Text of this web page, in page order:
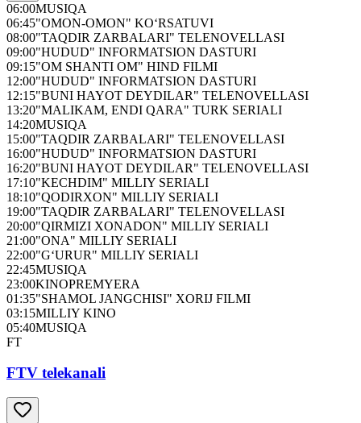
06:00MUSIQA
06:45"OMON-OMON" KO‘RSATUVI
08:00"TAQDIR ZARBALARI" TELENOVELLASI
09:00"HUDUD" INFORMATSION DASTURI
09:15"OM SHANTI OM" HIND FILMI
12:00"HUDUD" INFORMATSION DASTURI
12:15"BUNI HAYOT DEYDILAR" TELENOVELLASI
13:20"MALIKAM, ENDI QARA" TURK SERIALI
14:20MUSIQA
15:00"TAQDIR ZARBALARI" TELENOVELLASI
16:00"HUDUD" INFORMATSION DASTURI
16:20"BUNI HAYOT DEYDILAR" TELENOVELLASI
17:10"KECHDIM" MILLIY SERIALI
18:10"QODIRXON" MILLIY SERIALI
19:00"TAQDIR ZARBALARI" TELENOVELLASI
20:00"QIRMIZI XONADON" MILLIY SERIALI
21:00"ONA" MILLIY SERIALI
22:00"G‘URUR" MILLIY SERIALI
22:45MUSIQA
23:00KINOPREMYERA
01:35"SHAMOL JANGCHISI" XORIJ FILMI
03:15MILLIY KINO
05:40MUSIQA
FT
FTV telekanali